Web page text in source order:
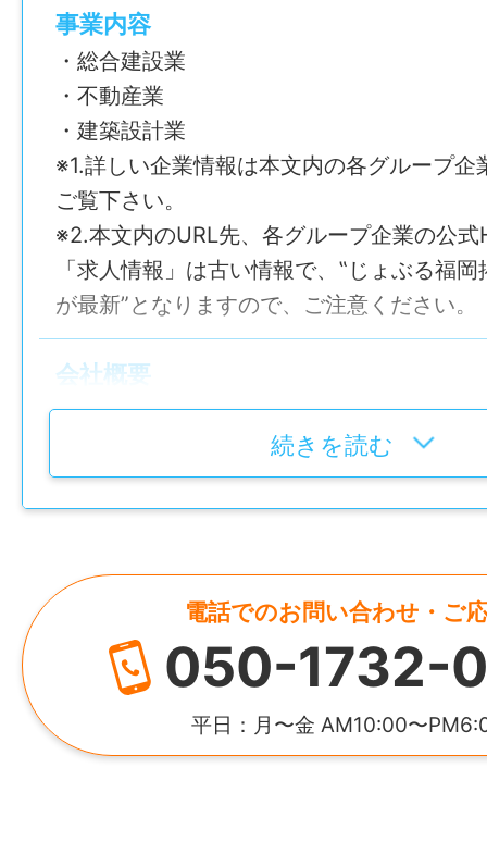
最寄り駅
JR久大本線御井駅から車で5分
給与
月給 326,200円～462,300円（固定残業手
細は特記事項欄に記載
給与モデル
【想定年収】
初年度モデル：490万円～700万円
次年度からは能力に応じて、昇給。
賞与
年2回 計3ヶ月分（前年度実績）
年間休日
雇用形態
事業内容
・総合建設業
・不動産業
・建築設計業
※1.詳しい企業情報は本文内の各グループ企
ご覧下さい。
※2.本文内のURL先、各グループ企業の公式
「求人情報」は古い情報で、‟じょぶる福
が最新”となりますので、ご注意ください。
会社概要
株式会社 小林建設
昭和29年10月
代表者
近藤 泰大
資本金
続きを読む
電話でのお問い合わせ・ご
050-1732-
平日：月〜金 AM10:00〜